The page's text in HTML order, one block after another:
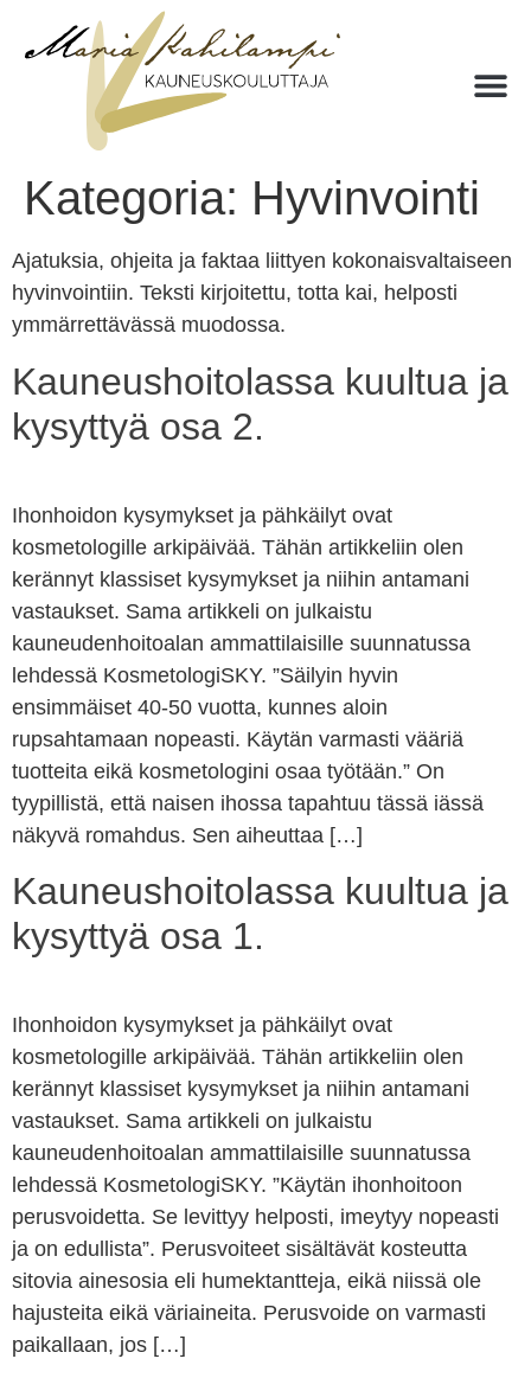
Kategoria: Hyvinvointi
Ajatuksia, ohjeita ja faktaa liittyen kokonaisvaltaiseen
hyvinvointiin. Teksti kirjoitettu, totta kai, helposti
ymmärrettävässä muodossa.
Kauneushoitolassa kuultua ja
kysyttyä osa 2.
Ihonhoidon kysymykset ja pähkäilyt ovat
kosmetologille arkipäivää. Tähän artikkeliin olen
kerännyt klassiset kysymykset ja niihin antamani
vastaukset. Sama artikkeli on julkaistu
kauneudenhoitoalan ammattilaisille suunnatussa
lehdessä KosmetologiSKY. ”Säilyin hyvin
ensimmäiset 40-50 vuotta, kunnes aloin
rupsahtamaan nopeasti. Käytän varmasti vääriä
tuotteita eikä kosmetologini osaa työtään.” On
tyypillistä, että naisen ihossa tapahtuu tässä iässä
näkyvä romahdus. Sen aiheuttaa […]
Kauneushoitolassa kuultua ja
kysyttyä osa 1.
Ihonhoidon kysymykset ja pähkäilyt ovat
kosmetologille arkipäivää. Tähän artikkeliin olen
kerännyt klassiset kysymykset ja niihin antamani
vastaukset. Sama artikkeli on julkaistu
kauneudenhoitoalan ammattilaisille suunnatussa
lehdessä KosmetologiSKY. ”Käytän ihonhoitoon
perusvoidetta. Se levittyy helposti, imeytyy nopeasti
ja on edullista”. Perusvoiteet sisältävät kosteutta
sitovia ainesosia eli humektantteja, eikä niissä ole
hajusteita eikä väriaineita. Perusvoide on varmasti
paikallaan, jos […]